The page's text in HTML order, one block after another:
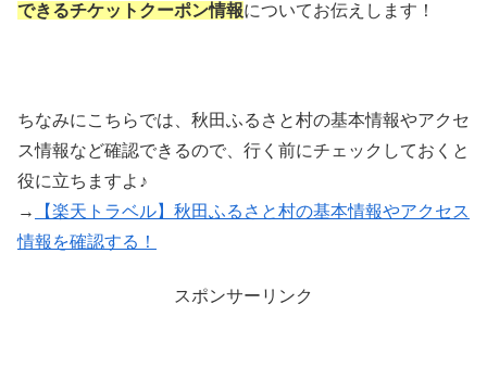
できるチケットクーポン情報についてお伝えします！
ちなみにこちらでは、秋田ふるさと村の基本情報やアクセ
ス情報など確認できるので、行く前にチェックしておくと
役に立ちますよ♪
→
【楽天トラベル】秋田ふるさと村の基本情報やアクセス
情報を確認する！
スポンサーリンク